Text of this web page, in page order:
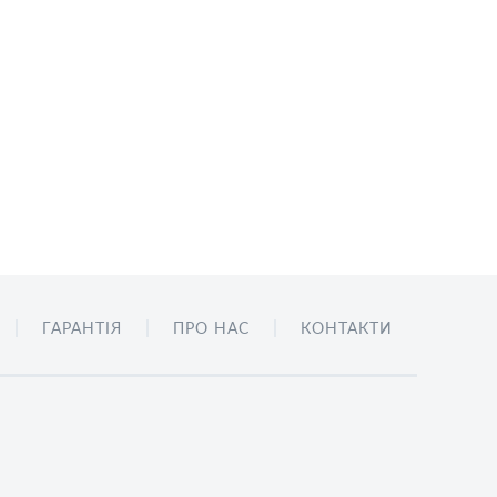
ГАРАНТІЯ ПРО НАС КОНТАКТИ